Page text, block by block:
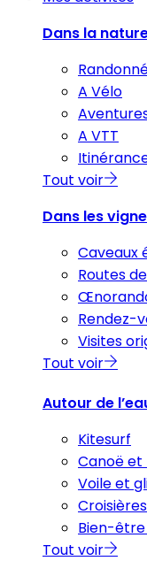
Dans la
A Vélo
A VTT
Tout voir
Dans les
Caveaux
Routes
Rendez-
Visites
Tout voir
Autour de
Kitesurf
Canoë et
Voile et
Bien-
Tout voir